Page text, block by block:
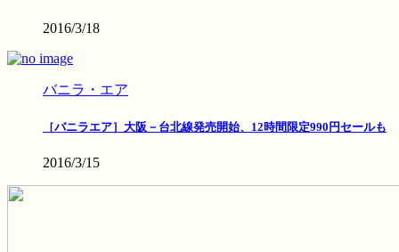
2016/3/18
バニラ・エア
［バニラエア］大阪－台北線発売開始、12時間限定990円セールも
2016/3/15